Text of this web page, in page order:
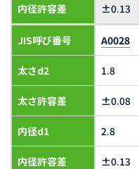
内径許容差 ±0.13
JIS呼び番号
太さd2
太さ許容差
内径d1
内径許容差
A0028
1.8
±0.08
2.8
±0.13